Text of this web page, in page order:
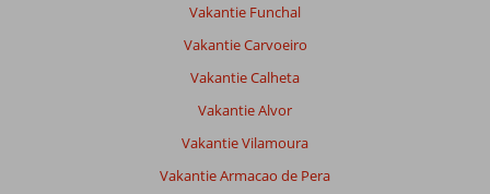
Vakantie Funchal
Vakantie Carvoeiro
Vakantie Calheta
Vakantie Alvor
Vakantie Vilamoura
Vakantie Armacao de Pera